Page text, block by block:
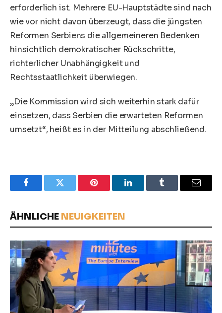
erforderlich ist. Mehrere EU-Hauptstädte sind nach
wie vor nicht davon überzeugt, dass die jüngsten
Reformen Serbiens die allgemeineren Bedenken
hinsichtlich demokratischer Rückschritte,
richterlicher Unabhängigkeit und
Rechtsstaatlichkeit überwiegen.
„Die Kommission wird sich weiterhin stark dafür
einsetzen, dass Serbien die erwarteten Reformen
umsetzt“, heißt es in der Mitteilung abschließend.
FacebookTwitter Pinterest LinkedInTumblr Email
ÄHNLICHE NEUIGKEITEN